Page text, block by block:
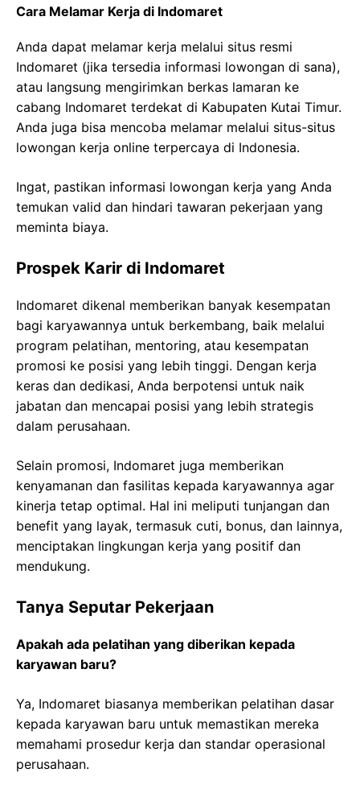
Cara Melamar Kerja di Indomaret
Anda dapat melamar kerja melalui situs resmi
Indomaret (jika tersedia informasi lowongan di sana),
atau langsung mengirimkan berkas lamaran ke
cabang Indomaret terdekat di Kabupaten Kutai Timur.
Anda juga bisa mencoba melamar melalui situs-situs
lowongan kerja online terpercaya di Indonesia.
Ingat, pastikan informasi lowongan kerja yang Anda
temukan valid dan hindari tawaran pekerjaan yang
meminta biaya.
Prospek Karir di Indomaret
Indomaret dikenal memberikan banyak kesempatan
bagi karyawannya untuk berkembang, baik melalui
program pelatihan, mentoring, atau kesempatan
promosi ke posisi yang lebih tinggi. Dengan kerja
keras dan dedikasi, Anda berpotensi untuk naik
jabatan dan mencapai posisi yang lebih strategis
dalam perusahaan.
Selain promosi, Indomaret juga memberikan
kenyamanan dan fasilitas kepada karyawannya agar
kinerja tetap optimal. Hal ini meliputi tunjangan dan
benefit yang layak, termasuk cuti, bonus, dan lainnya,
menciptakan lingkungan kerja yang positif dan
mendukung.
Tanya Seputar Pekerjaan
Apakah ada pelatihan yang diberikan kepada
karyawan baru?
Ya, Indomaret biasanya memberikan pelatihan dasar
kepada karyawan baru untuk memastikan mereka
memahami prosedur kerja dan standar operasional
perusahaan.